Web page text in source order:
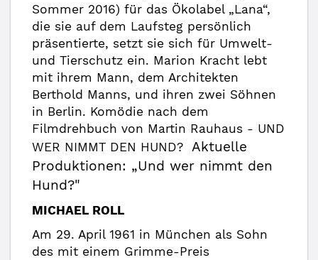
Sommer 2016) für das Ökolabel „Lana“,
die sie auf dem Laufsteg persönlich
präsentierte, setzt sie sich für Umwelt-
und Tierschutz ein. Marion Kracht lebt
mit ihrem Mann, dem Architekten
Berthold Manns, und ihren zwei Söhnen
in Berlin. Komödie nach dem
Filmdrehbuch von Martin Rauhaus - UND
WER NIMMT DEN HUND? Aktuelle
Produktionen: „Und wer nimmt den
Hund?"
MICHAEL ROLL
Am 29. April 1961 in München als Sohn
des mit einem Grimme-Preis